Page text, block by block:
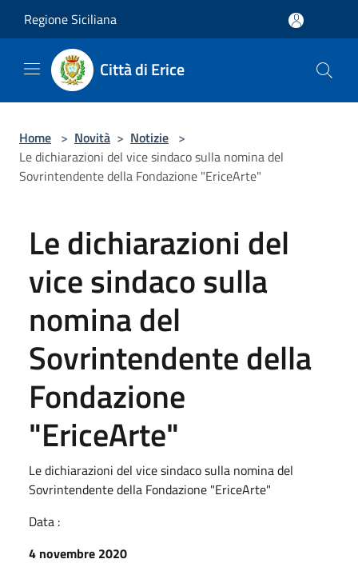
Regione Siciliana
Città di Erice
Home > Novità > Notizie >
Le dichiarazioni del vice sindaco sulla nomina del
Sovrintendente della Fondazione "EriceArte"
Le dichiarazioni del
vice sindaco sulla
nomina del
Sovrintendente della
Fondazione
"EriceArte"
Le dichiarazioni del vice sindaco sulla nomina del
Sovrintendente della Fondazione "EriceArte"
Data :
4 novembre 2020